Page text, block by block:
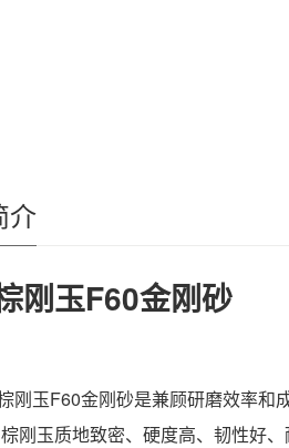
介
刚玉F60金刚砂
玉F60金刚砂是兼顾研磨效率和
刚玉质地致密、硬度高、韧性好、